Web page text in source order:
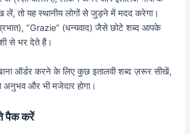
लें, तो यह स्थानीय लोगों से जुड़ने में मदद करेगा।
“Grazie” (धन्यवाद) जैसे छोटे शब्द आपके
से भर देते हैं।
ऑर्डर करने के लिए कुछ इतालवी शब्द ज़रूर सीखें,
और भी मजेदार होगा।
पैक करें